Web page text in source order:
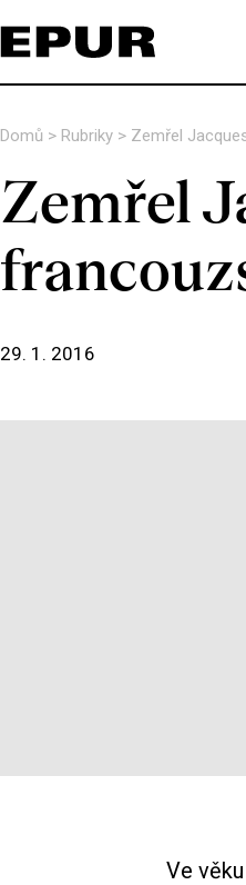
Domů > Rubriky > Zemřel
Zemřel
29. 1. 2016
Ve